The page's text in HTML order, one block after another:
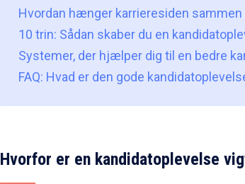
Hvordan hænger karrieresiden
10 trin: Sådan skaber du en
Systemer, der hjælper dig til en bedre
FAQ: Hvad er den gode
Hvorfor er en kandidatoplevelse